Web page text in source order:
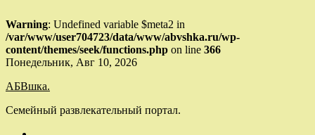
Warning: Undefined variable $meta2 in
/var/www/user704723/data/www/abvshka.ru/wp-
content/themes/seek/functions.php on line 366
Skip
content
Понедельник, Авг 10, 2026
АБВшка.
Семейный развлекательный портал.